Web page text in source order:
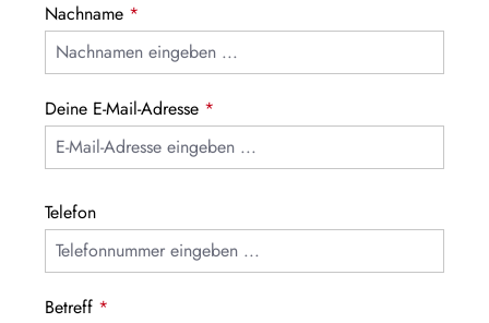
Nachname *
Deine E-Mail-Adresse *
Telefon
Betreff *